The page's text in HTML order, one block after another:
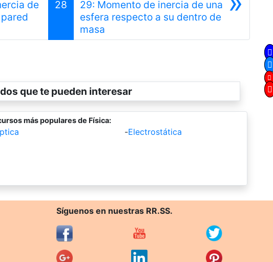
de
28
29: Momento de inercia de una
esfera respecto a su dentro de
masa
que te pueden interesar
más populares de Física:
-Electrostática
Síguenos en nuestras RR.SS.